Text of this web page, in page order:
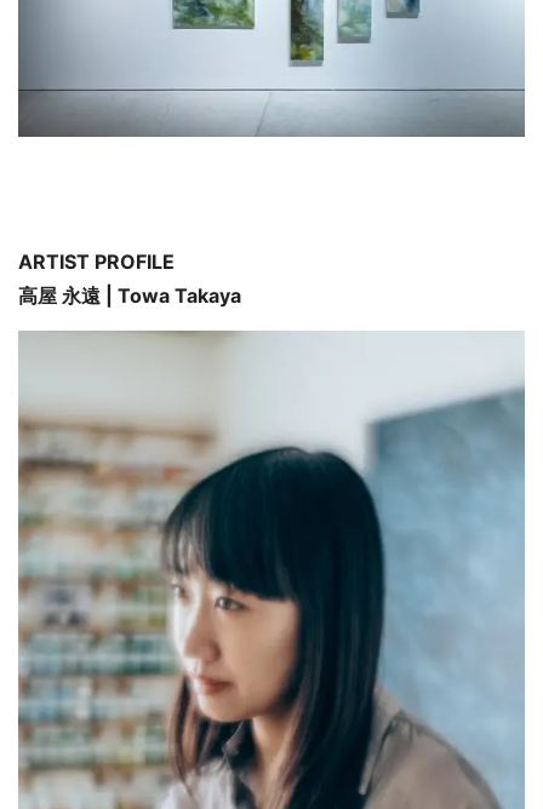
ARTIST PROFILE
高屋 永遠 | Towa Takaya